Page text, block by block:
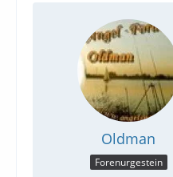
Oldman
Forenurgestein